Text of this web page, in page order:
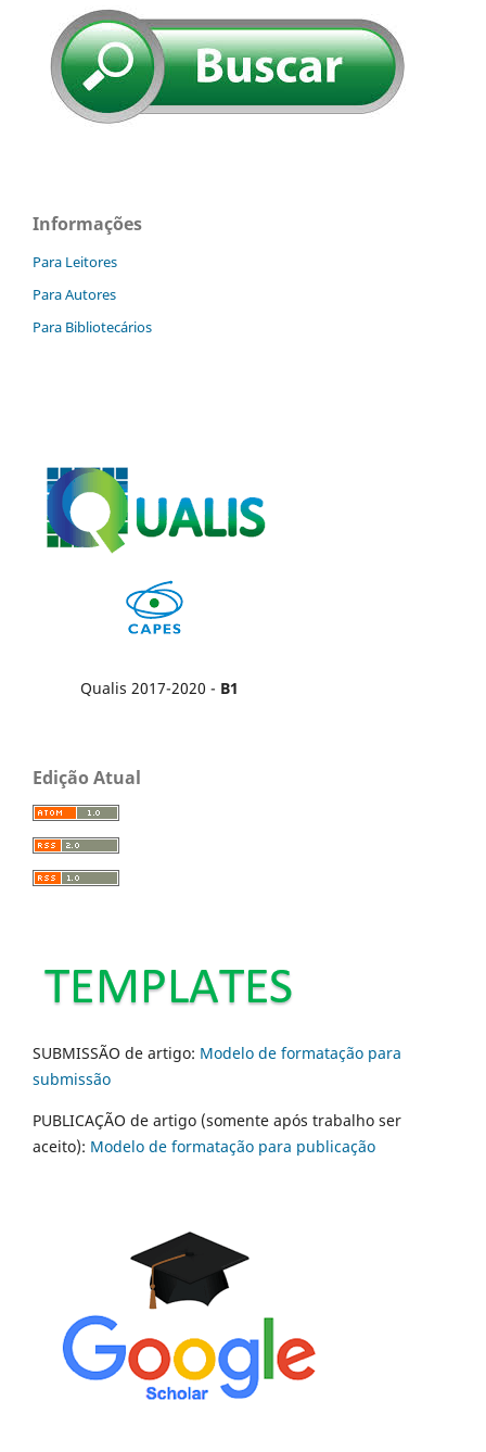
Informações
Para Leitores
Para Autores
Para Bibliotecários
Qualis 2017-2020 - B1
Edição Atual
SUBMISSÃO de artigo: Modelo de formatação para
submissão
PUBLICAÇÃO de artigo (somente após trabalho ser
aceito): Modelo de formatação para publicação